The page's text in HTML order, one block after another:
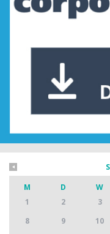
M
D W
1
2 3
8
9 10